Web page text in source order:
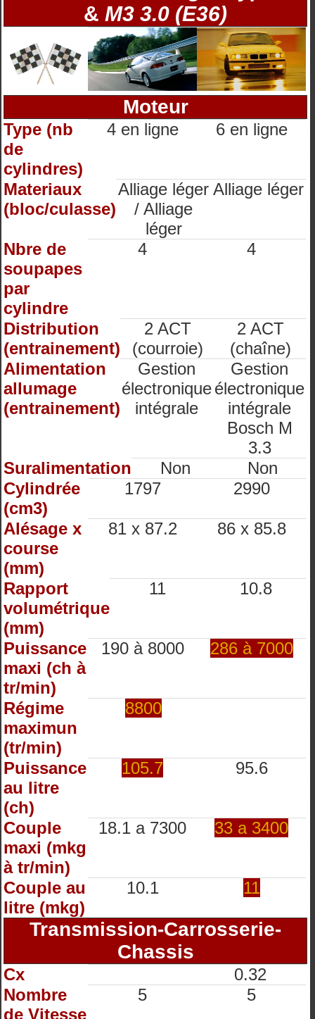
&M3 3.0 (E36)
Moteur
Type (nb
de
cylindres)
4 en ligne 6 en ligne
Materiaux
(bloc/culasse)
Alliage léger
/ Alliage
léger
Alliage léger
Nbre de
soupapes
par
cylindre
4 4
Distribution
(entrainement)
2 ACT
(courroie)
2 ACT
(chaîne)
Alimentation
allumage
(entrainement)
Gestion
électronique
intégrale
Gestion
électronique
intégrale
Bosch M
3.3
Suralimentation
Non
Non
Cylindrée
(cm3)
1797 2990
Alésage x
course
(mm)
81 x 87.2 86 x 85.8
Rapport
volumétrique
(mm)
11 10.8
Puissance
maxi (ch à
tr/min)
190 à 8000 286 à 7000
Régime
maximun
(tr/min)
8800
Puissance
au litre
(ch)
105.7 95.6
Couple
maxi (mkg
à tr/min)
18.1 a 7300 33 a 3400
Couple au
litre (mkg)
10.1 11
Transmission-Carrosserie-
Chassis
Cx
0.32
Nombre
de Vitesse
5 5